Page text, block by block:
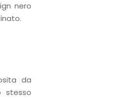
nero
da
stesso